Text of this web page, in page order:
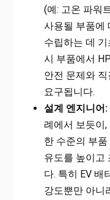
(예: 고온 파워
사용될 부품에
수립하는 데
시 부품에서
안전 문제와
요구됩니다.
설계 엔지니어:
례에서 보듯이
한 수준의 부
유도를 높이고
다. 특히 EV 배
강도뿐만 아니